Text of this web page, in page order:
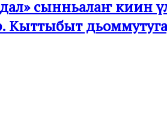
сынньалаҥ киин
Кыттыбыт